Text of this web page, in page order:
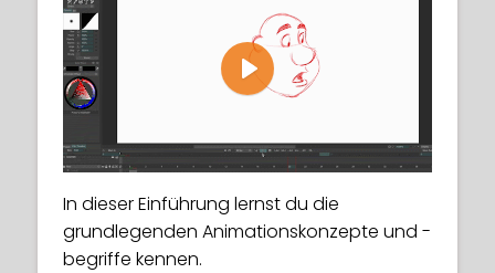
Play
In dieser Einführung lernst du die
grundlegenden Animationskonzepte und -
begriffe kennen.